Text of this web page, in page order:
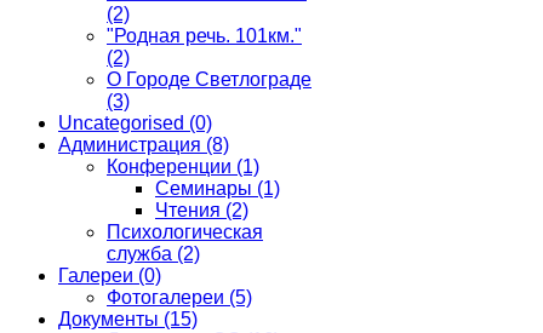
(2)
"Родная речь. 101км."
(2)
О Городе Светлограде
(3)
Uncategorised (0)
Администрация (8)
Конференции (1)
Семинары (1)
Чтения (2)
Психологическая
служба (2)
Галереи (0)
Фотогалереи (5)
Документы (15)